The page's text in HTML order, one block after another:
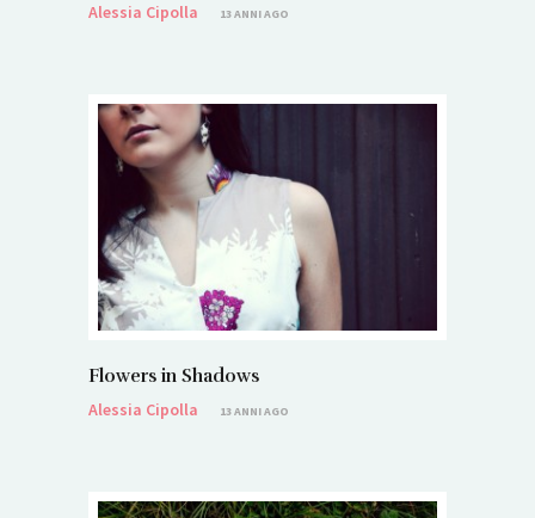
Alessia Cipolla
13 ANNI AGO
Flowers in Shadows
Alessia Cipolla
13 ANNI AGO